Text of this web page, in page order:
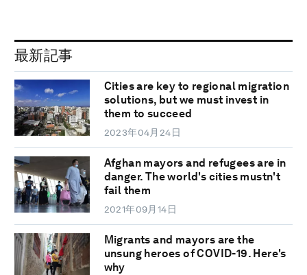
最新記事
Cities are key to regional migration
solutions, but we must invest in
them to succeed
2023年04月24日
Afghan mayors and refugees are in
danger. The world's cities mustn't
fail them
2021年09月14日
Migrants and mayors are the
unsung heroes of COVID-19. Here's
why